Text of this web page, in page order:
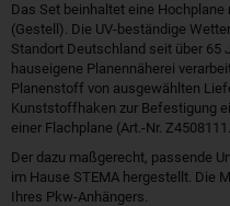
Das Set beinhaltet eine
(Gestell). Die UV-beständige
Standort Deutschland seit über 65
hauseigene Planennäherei
Planenstoff von ausgewählten
Kunststoffhaken zur Befestigung
einer Flachplane (Art.-Nr.
Der dazu maßgerecht, passende
im Hause STEMA hergestellt. Die
Ihres Pkw-Anhängers.